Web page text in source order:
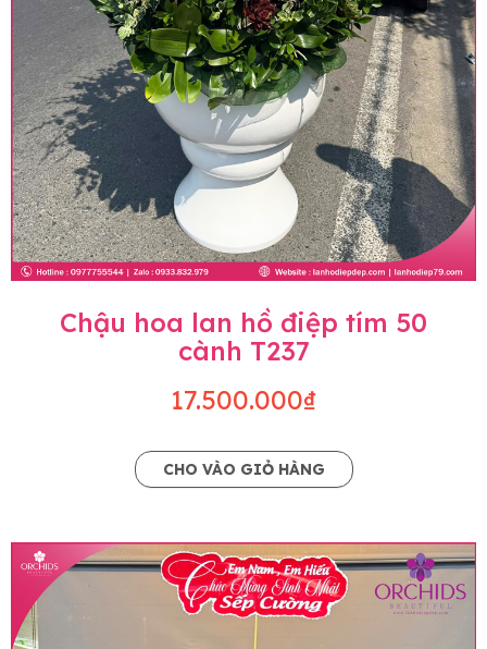
Chậu hoa lan hồ điệp tím 50
cành T237
17.500.000₫
CHO VÀO GIỎ HÀNG